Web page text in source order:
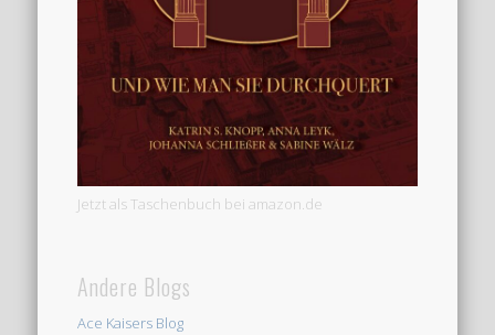
Jetzt als Taschenbuch bei amazon.de
Andere Blogs
Ace Kaisers Blog